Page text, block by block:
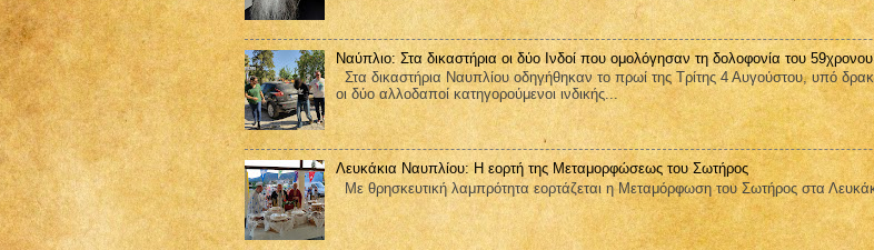
Ναύπλιο: Στα δικαστήρια οι δύο Ινδοί που ομολόγησαν τη δολοφονία του
Στα δικαστήρια Ναυπλίου οδηγήθηκαν το πρωί της Τρίτης 4 Αυγούστου, υπό
οι δύο αλλοδαποί κατηγορούμενοι ινδικής...
Λευκάκια Ναυπλίου: Η εορτή της Μεταμορφώσεως του Σωτήρος
Με θρησκευτική λαμπρότητα εορτάζεται η Μεταμόρφωση του Σωτήρος στα